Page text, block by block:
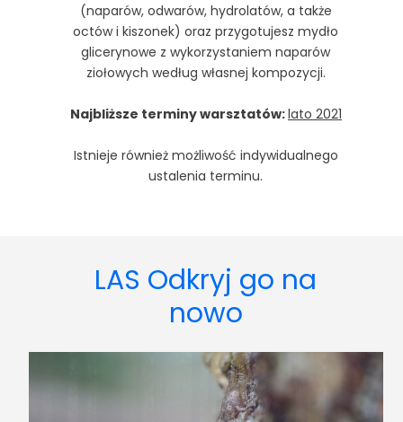
(naparów, odwarów, hydrolatów, a także
octów i kiszonek) oraz przygotujesz mydło
glicerynowe z wykorzystaniem naparów
ziołowych według własnej kompozycji.
Najbliższe terminy warsztatów:lato 2021
Istnieje również możliwość indywidualnego
ustalenia terminu.
LAS Odkryj go na
nowo